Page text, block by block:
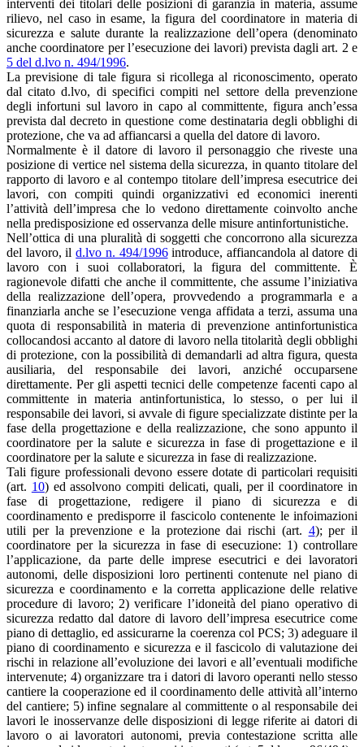
interventi dei titolari delle posizioni di garanzia in materia, assume
rilievo, nel caso in esame, la figura del coordinatore in materia di
sicurezza e salute durante la realizzazione dell’opera (denominato
anche coordinatore per l’esecuzione dei lavori) prevista dagli art. 2 e
5 del d.lvo n. 494/1996.
La previsione di tale figura si ricollega al riconoscimento, operato
dal citato d.lvo, di specifici compiti nel settore della prevenzione
degli infortuni sul lavoro in capo al committente, figura anch’essa
prevista dal decreto in questione come destinataria degli obblighi di
protezione, che va ad affiancarsi a quella del datore di lavoro.
Normalmente è il datore di lavoro il personaggio che riveste una
posizione di vertice nel sistema della sicurezza, in quanto titolare del
rapporto di lavoro e al contempo titolare dell’impresa esecutrice dei
lavori, con compiti quindi organizzativi ed economici inerenti
l’attività dell’impresa che lo vedono direttamente coinvolto anche
nella predisposizione ed osservanza delle misure antinfortunistiche.
Nell’ottica di una pluralità di soggetti che concorrono alla sicurezza
del lavoro, ild.lvo n. 494/1996introduce, affiancandola al datore di
lavoro con i suoi collaboratori, la figura del committente. È
ragionevole difatti che anche il committente, che assume l’iniziativa
della realizzazione dell’opera, provvedendo a programmarla e a
finanziarla anche se l’esecuzione venga affidata a terzi, assuma una
quota di responsabilità in materia di prevenzione antinfortunistica
collocandosi accanto al datore di lavoro nella titolarità degli obblighi
di protezione, con la possibilità di demandarli ad altra figura, questa
ausiliaria, del responsabile dei lavori, anziché occuparsene
direttamente. Per gli aspetti tecnici delle competenze facenti capo al
committente in materia antinfortunistica, lo stesso, o per lui il
responsabile dei lavori, si avvale di figure specializzate distinte per la
fase della progettazione e della realizzazione, che sono appunto il
coordinatore per la salute e sicurezza in fase di progettazione e il
coordinatore per la salute e sicurezza in fase di realizzazione.
Tali figure professionali devono essere dotate di particolari requisiti
(art. 10) ed assolvono compiti delicati, quali, per il coordinatore in
fase di progettazione, redigere il piano di sicurezza e di
coordinamento e predisporre il fascicolo contenente le infoimazioni
utili per la prevenzione e la protezione dai rischi (art. 4); per il
coordinatore per la sicurezza in fase di esecuzione: 1) controllare
l’applicazione, da parte delle imprese esecutrici e dei lavoratori
autonomi, delle disposizioni loro pertinenti contenute nel piano di
sicurezza e coordinamento e la corretta applicazione delle relative
procedure di lavoro; 2) verificare l’idoneità del piano operativo di
sicurezza redatto dal datore di lavoro dell’impresa esecutrice come
piano di dettaglio, ed assicurarne la coerenza col PCS; 3) adeguare il
piano di coordinamento e sicurezza e il fascicolo di valutazione dei
rischi in relazione all’evoluzione dei lavori e all’eventuali modifiche
intervenute; 4) organizzare tra i datori di lavoro operanti nello stesso
cantiere la cooperazione ed il coordinamento delle attività all’interno
del cantiere; 5) infine segnalare al committente o al responsabile dei
lavori le inosservanze delle disposizioni di legge riferite ai datori di
lavoro o ai lavoratori autonomi, previa contestazione scritta alle